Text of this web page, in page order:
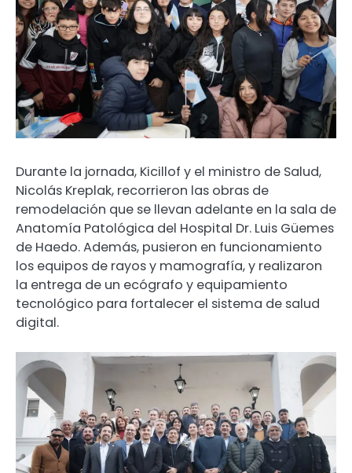
Durante la jornada, Kicillof y el ministro de Salud,
Nicolás Kreplak, recorrieron las obras de
remodelación que se llevan adelante en la sala de
Anatomía Patológica del Hospital Dr. Luis Güemes
de Haedo. Además, pusieron en funcionamiento
los equipos de rayos y mamografía, y realizaron
la entrega de un ecógrafo y equipamiento
tecnológico para fortalecer el sistema de salud
digital.